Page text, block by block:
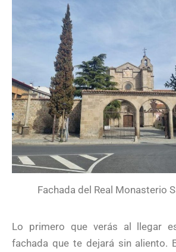
Fachada del Real Monasterio
Lo primero que verás al llegar
fachada que te dejará sin aliento.